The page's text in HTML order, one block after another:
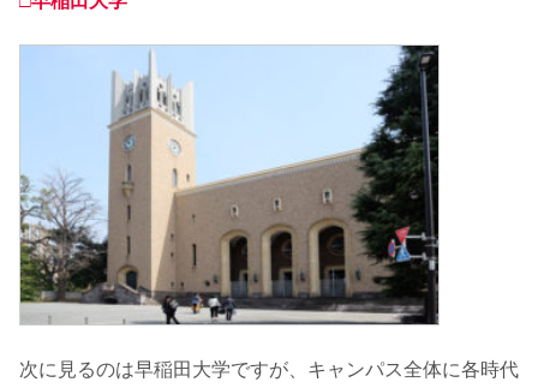
次に見るのは早稲田大学ですが、キャンパス全体に各時代